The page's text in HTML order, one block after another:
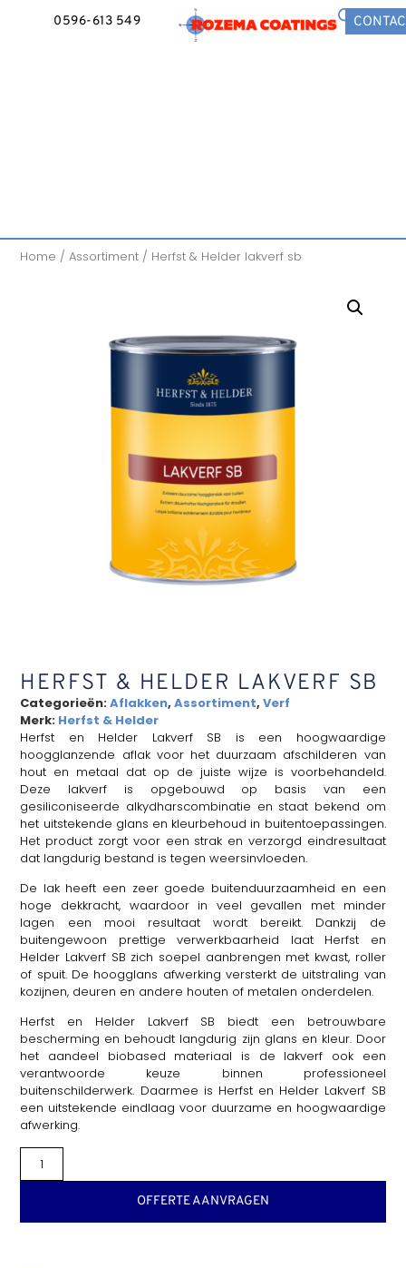
0596-613 549
Home /Assortiment / Herfst & Helder lakverf sb
HERFST & HELDER LAKVERF SB
Categorieën:Aflakken,Assortiment,Verf
Merk: Herfst & Helder
Herfst en Helder Lakverf SB is een hoogwaardige
hoogglanzende aflak voor het duurzaam afschilderen van
hout en metaal dat op de juiste wijze is voorbehandeld.
Deze lakverf is opgebouwd op basis van een
gesiliconiseerde alkydharscombinatie en staat bekend om
het uitstekende glans en kleurbehoud in buitentoepassingen.
Het product zorgt voor een strak en verzorgd eindresultaat
dat langdurig bestand is tegen weersinvloeden.
De lak heeft een zeer goede buitenduurzaamheid en een
hoge dekkracht, waardoor in veel gevallen met minder
lagen een mooi resultaat wordt bereikt. Dankzij de
buitengewoon prettige verwerkbaarheid laat Herfst en
Helder Lakverf SB zich soepel aanbrengen met kwast, roller
of spuit. De hoogglans afwerking versterkt de uitstraling van
kozijnen, deuren en andere houten of metalen onderdelen.
Herfst en Helder Lakverf SB biedt een betrouwbare
bescherming en behoudt langdurig zijn glans en kleur. Door
het aandeel biobased materiaal is de lakverf ook een
verantwoorde keuze binnen professioneel
buitenschilderwerk. Daarmee is Herfst en Helder Lakverf SB
een uitstekende eindlaag voor duurzame en hoogwaardige
afwerking.
OFFERTE AANVRAGEN